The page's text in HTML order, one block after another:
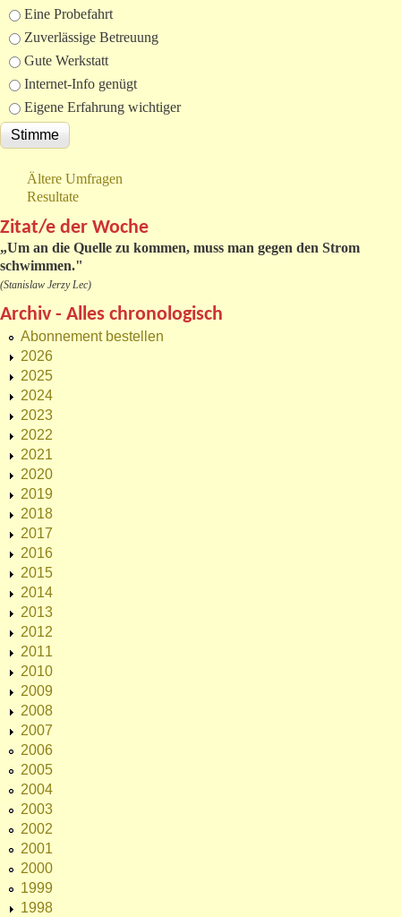
Eine Probefahrt
Zuverlässige Betreuung
Gute Werkstatt
Internet-Info genügt
Eigene Erfahrung wichtiger
Ältere Umfragen
Resultate
Zitat/e der Woche
„Um an die Quelle zu kommen, muss man gegen den Strom
schwimmen."
(Stanislaw Jerzy Lec)
Archiv - Alles chronologisch
Abonnement bestellen
2026
2025
2024
2023
2022
2021
2020
2019
2018
2017
2016
2015
2014
2013
2012
2011
2010
2009
2008
2007
2006
2005
2004
2003
2002
2001
2000
1999
1998